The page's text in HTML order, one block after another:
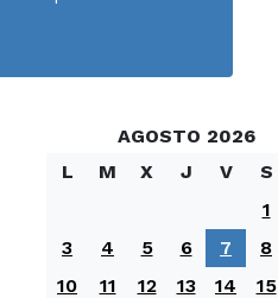
AGOSTO 2026
L
M X J V S
1
3
4 5 6 7 8
10
11 12 13 14 15